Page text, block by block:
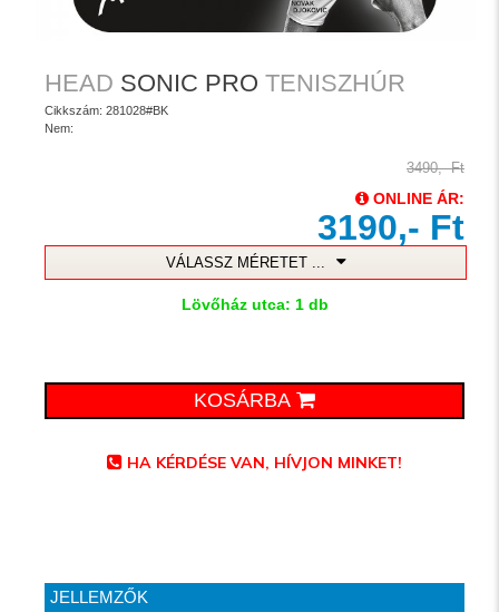
HEAD SONIC PRO TENISZHÚR
Cikkszám: 281028#BK
Nem:
3490,- Ft
ONLINE ÁR:
3190,- Ft
VÁLASSZ MÉRETET ...
Lövőház utca: 1 db
KOSÁRBA
HA KÉRDÉSE VAN, HÍVJON MINKET!
JELLEMZŐK